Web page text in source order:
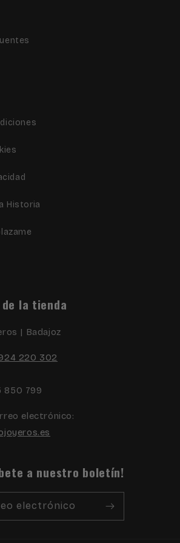
Historia
la tienda
| Badajoz
220 302
850 799
electrónico:
a nuestro boletín!
electrónico